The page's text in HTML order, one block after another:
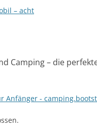
– acht
Camping – die
Anfänger -